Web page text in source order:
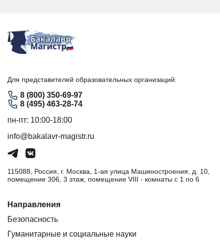
Для представителей образовательных организаций:
8 (800) 350-69-97
8 (495) 463-28-74
пн-пт: 10:00-18:00
info@bakalavr-magistr.ru
115088, Россия, г. Москва, 1-ая улица Машиностроения, д. 10,
помещение 306, 3 этаж, помещение VIII - комнаты с 1 по 6
Направления
Безопасность
Гуманитарные и социальные науки